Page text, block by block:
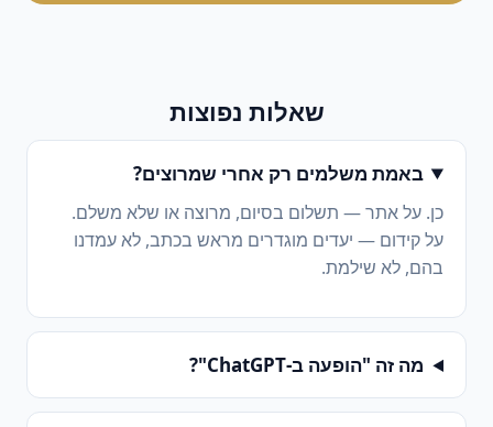
שאלות נפוצות
באמת משלמים רק אחרי שמרוצים?
כן. על אתר — תשלום בסיום, מרוצה או שלא משלם.
על קידום — יעדים מוגדרים מראש בכתב, לא עמדנו
בהם, לא שילמת.
מה זה "הופעה ב-ChatGPT"?